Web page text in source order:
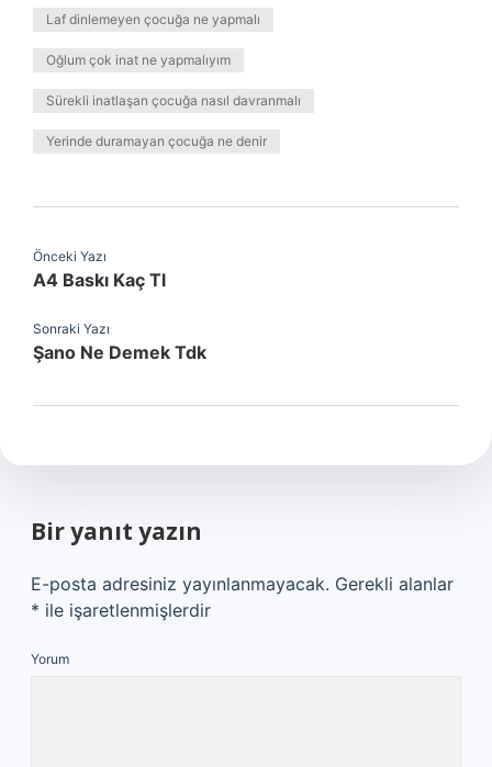
Laf dinlemeyen çocuğa ne yapmalı
Oğlum çok inat ne yapmalıyım
Sürekli inatlaşan çocuğa nasıl davranmalı
Yerinde duramayan çocuğa ne denir
Önceki Yazı
A4 Baskı Kaç Tl
Sonraki Yazı
Şano Ne Demek Tdk
Bir yanıt yazın
E-posta adresiniz yayınlanmayacak. Gerekli alanlar
* ile işaretlenmişlerdir
Yorum